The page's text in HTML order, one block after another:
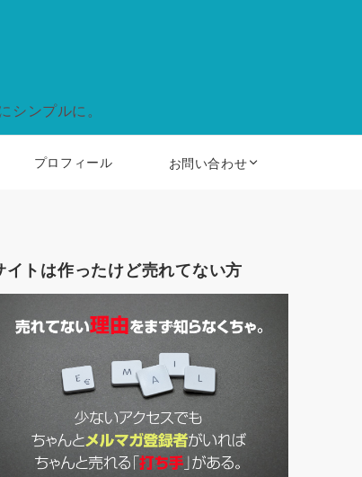
ンプルに。
プロフィール お問い合わせ
イトは作ったけど売れてない方